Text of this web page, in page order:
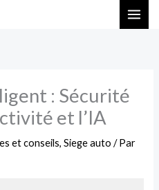
: Sécurité
et l’IA
et conseils,Siege auto / Par